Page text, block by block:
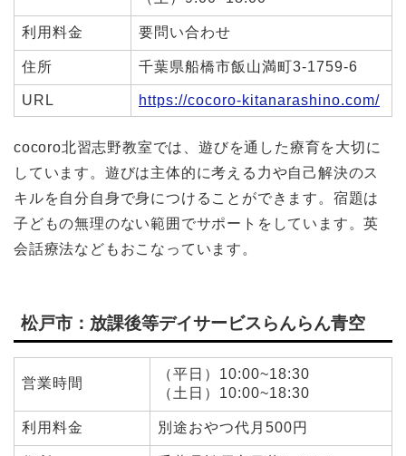
利用料金 要問い合わせ
住所 千葉県船橋市飯山満町3-1759-6
URL https://cocoro-kitanarashino.com/
cocoro北習志野教室では、 遊びを通した療育を大切に
しています。遊びは主体的に考える力や自己解決のス
キルを自分自身で身につけることができます。宿題は
子どもの無理のない範囲でサポートをしています。英
会話療法などもおこなっています。
松戸市：放課後等デイサービスらんらん青空
営業時間
（平日）10:00~18:30
（土日）10:00~18:30
利用料金 別途おやつ代月500円